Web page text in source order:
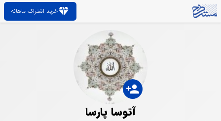
diamondخرید اشتراک ماهانه
person_add
آتوسا پارسا